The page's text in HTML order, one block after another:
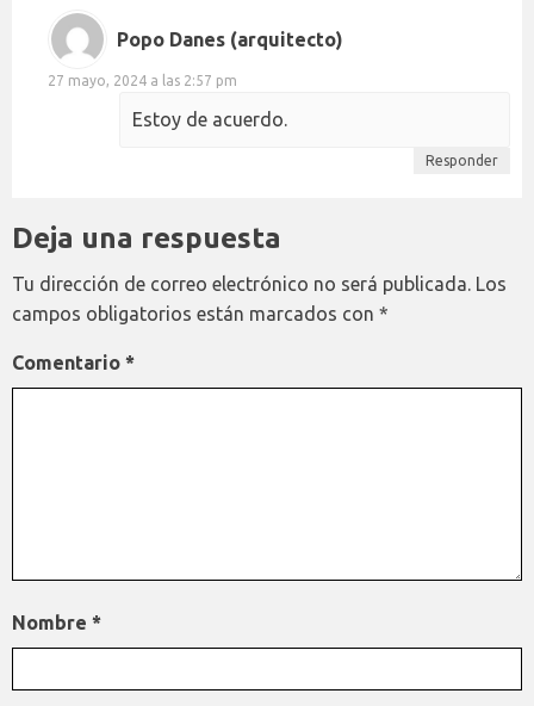
Popo Danes (arquitecto)
27 mayo, 2024 a las 2:57 pm
Estoy de acuerdo.
Responder
Deja una respuesta
Tu dirección de correo electrónico no será publicada. Los
campos obligatorios están marcados con *
Comentario *
Nombre *